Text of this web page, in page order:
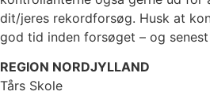
dit/jeres rekordforsøg. Husk at
god tid inden forsøget – og
REGION NORDJYLLAND
Tårs Skole